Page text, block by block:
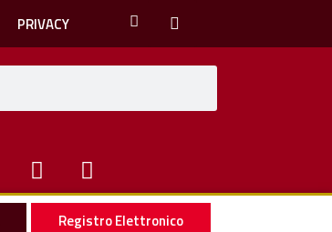
PRIVACY
Registro Elettronico